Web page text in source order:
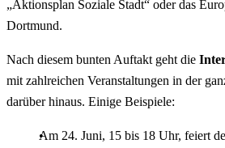
„Aktionsplan Soziale Stadt“ oder das
Dortmund.
Nach diesem bunten Auftakt geht die
mit zahlreichen Veranstaltungen in der
darüber hinaus. Einige Beispiele:
Am 24. Juni, 15 bis 18 Uhr, feiert